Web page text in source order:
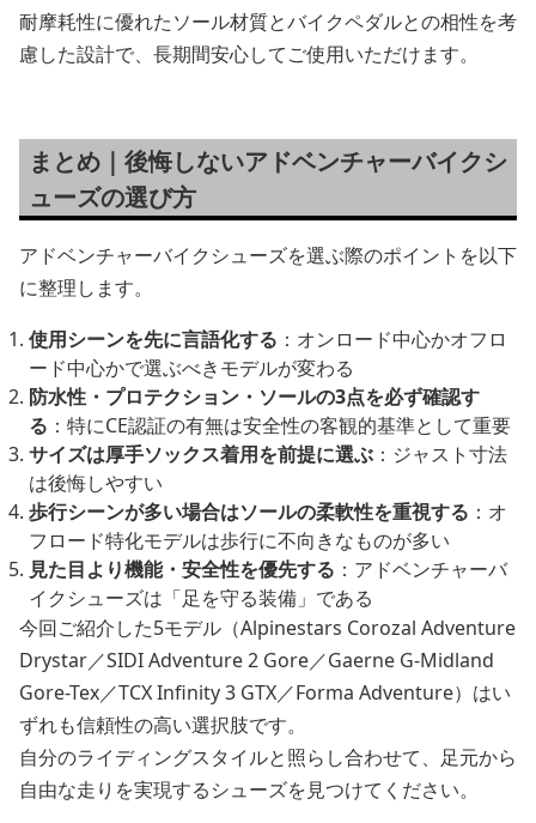
耐摩耗性に優れたソール材質とバイクペダルとの相性を考
慮した設計で、長期間安心してご使用いただけます。
まとめ｜後悔しないアドベンチャーバイクシ
ューズの選び方
アドベンチャーバイクシューズを選ぶ際のポイントを以下
に整理します。
使用シーンを先に言語化する ：オンロード中心かオフロ
ード中心かで選ぶべきモデルが変わる
防水性・プロテクション・ソールの3点を必ず確認す
る ：特にCE認証の有無は安全性の客観的基準として重要
サイズは厚手ソックス着用を前提に選ぶ ：ジャスト寸法
は後悔しやすい
歩行シーンが多い場合はソールの柔軟性を重視する ：オ
フロード特化モデルは歩行に不向きなものが多い
見た目より機能・安全性を優先する ：アドベンチャーバ
イクシューズは「足を守る装備」である
今回ご紹介した5モデル（Alpinestars Corozal Adventure
Drystar／SIDI Adventure 2 Gore／Gaerne G-Midland
Gore-Tex／TCX Infinity 3 GTX／Forma Adventure）はい
ずれも信頼性の高い選択肢です。
自分のライディングスタイルと照らし合わせて、足元から
自由な走りを実現するシューズを見つけてください。